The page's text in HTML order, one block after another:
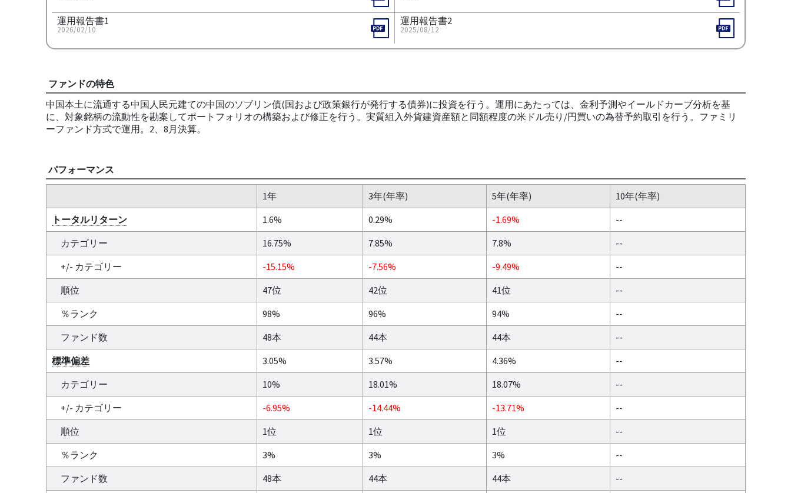
運用報告書1
2026/02/10
運用報告書2
2025/08/12
ファンドの特色
中国本土に流通する中国人民元建ての中国のソブリン債(国および政策銀行が発行する債券)に投資を行う。運用にあたっては、金利予測やイールドカーブ分析を基
に、対象銘柄の流動性を勘案してポートフォリオの構築および修正を行う。実質組入外貨建資産額と同額程度の米ドル売り/円買いの為替予約取引を行う。ファミリ
ーファンド方式で運用。2、8月決算。
パフォーマンス
1年 3年(年率) 5年(年率)
10年(年率)
トータルリターン
1.6% 0.29% -1.69%
--
カテゴリー
16.75% 7.85% 7.8%
--
+/- カテゴリー
-15.15% -7.56% -9.49%
--
順位
47位 42位 41位
--
％ランク
98% 96% 94%
--
ファンド数
48本 44本 44本
--
標準偏差
3.05% 3.57% 4.36%
--
カテゴリー
10% 18.01% 18.07%
--
+/- カテゴリー
-6.95% -14.44% -13.71%
--
順位
1位 1位 1位
--
％ランク
3% 3% 3%
--
ファンド数
48本 44本 44本
--